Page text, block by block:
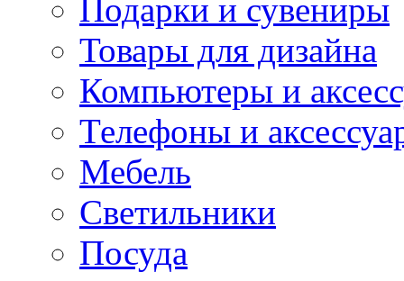
Подарки и сувениры
Товары для дизайна
Компьютеры и
Телефоны и
Мебель
Светильники
Посуда